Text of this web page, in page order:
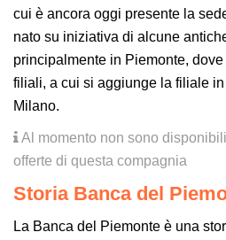
cui è ancora oggi presente la
nato su iniziativa di alcune
principalmente in Piemonte,
filiali, a cui si aggiunge la filiale
Milano.
Al momento non sono
offerte di questa compagnia
Storia Banca del
La Banca del Piemonte è una